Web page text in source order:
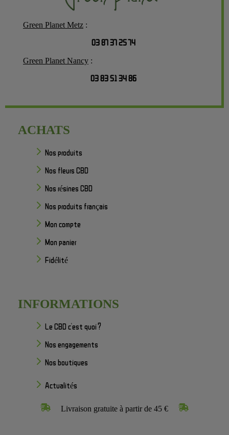
Green Planet Metz :
03 87 37 25 74
Green Planet Nancy :
03 83 51 34 86
ACHATS
Nos produits
Nos fleurs CBD
Nos résines CBD
Nos produits français
Mon compte
Mon panier
Fidélité
INFORMATIONS
Le CBD c'est quoi ?
Nos engagements
Nos boutiques
Actualités
Livraison gratuite à partir de 45 €